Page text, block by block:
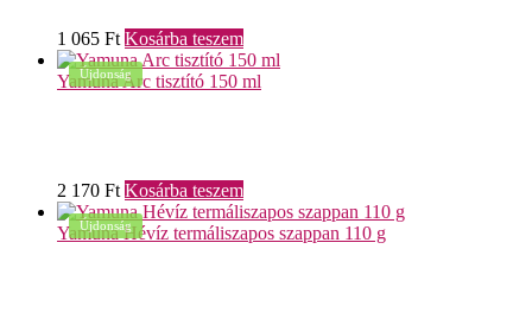
1 065 Ft Kosárba teszem
Újdonság
Yamuna Arc tisztító 150 ml
2 170 Ft Kosárba teszem
Újdonság
Yamuna Hévíz termáliszapos szappan 110 g